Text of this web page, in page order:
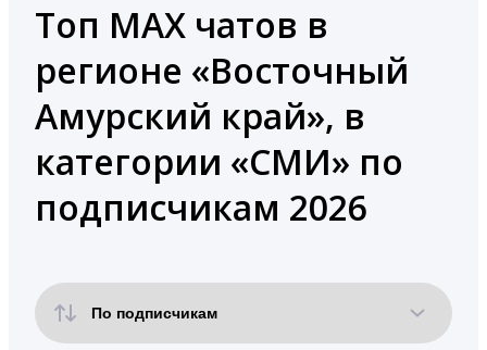
Топ MAX чатов в
регионе «Восточный
Амурский край», в
категории «СМИ» по
подписчикам 2026